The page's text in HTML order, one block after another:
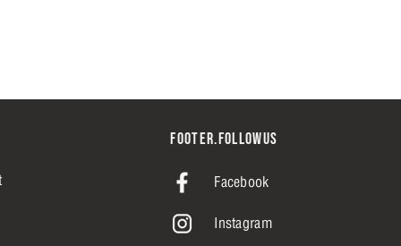
FOOTER.FOLLOWUS
Facebook
Instagram